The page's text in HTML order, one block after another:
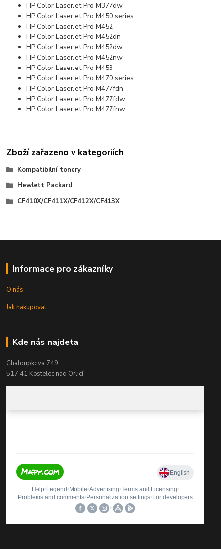
HP Color LaserJet Pro M377dw
HP Color LaserJet Pro M450 series
HP Color LaserJet Pro M452
HP Color LaserJet Pro M452dn
HP Color LaserJet Pro M452dw
HP Color LaserJet Pro M452nw
HP Color LaserJet Pro M453
HP Color LaserJet Pro M470 series
HP Color LaserJet Pro M477fdn
HP Color LaserJet Pro M477fdw
HP Color LaserJet Pro M477fnw
Zboží zařazeno v kategoriích
Kompatibilní tonery
Hewlett Packard
CF410X/CF411X/CF412X/CF413X
Informace pro zákazníky
O nás
Jak nakupovat
Kde nás najdeta
Chaloupkova 749
517 41 Kostelec nad Orlicí